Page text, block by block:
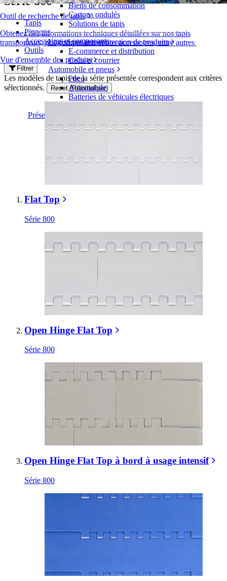
Outil de recherche de tapis
Obtenez des informations techniques détaillées sur nos tapis
transporteurs, nos composants et nos accessoires, entre autres
Vue d'ensemble des produits
Biens de consommation
Cartons ondulés
Solutions de tapis
Logistique et manutention de produits
E-commerce et distribution
Colis et courrier
Automobile et pneus
Pneu
Automobile
Batteries de véhicules électriques
Présentation des industries
Tapis
Pignons
Accessoires et composants
Outils
Filtrer
Les modèles de tapis de la série présentée correspondent aux critères
sélectionnés.
Reset (Réinitialiser)
Flat Top
Série 800
Open Hinge Flat Top
Série 800
Open Hinge Flat Top à bord à usage intensif
Série 800